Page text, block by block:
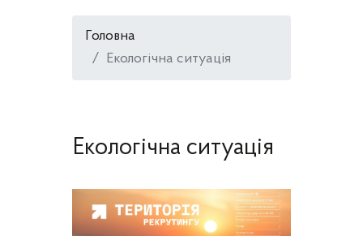
Головна
Екологічна ситуація
Екологічна ситуація